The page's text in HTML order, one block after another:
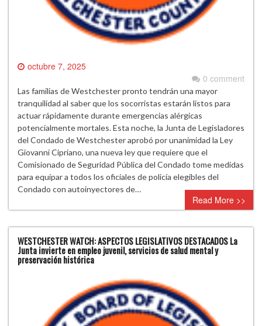
octubre 7, 2025
0 comment
Las familias de Westchester pronto tendrán una mayor
tranquilidad al saber que los socorristas estarán listos para
actuar rápidamente durante emergencias alérgicas
potencialmente mortales. Esta noche, la Junta de Legisladores
del Condado de Westchester aprobó por unanimidad la Ley
Giovanni Cipriano, una nueva ley que requiere que el
Comisionado de Seguridad Pública del Condado tome medidas
para equipar a todos los oficiales de policía elegibles del
Condado con autoinyectores de…
Read More >>
WESTCHESTER WATCH: ASPECTOS LEGISLATIVOS DESTACADOS La
Junta invierte en empleo juvenil, servicios de salud mental y
preservación histórica